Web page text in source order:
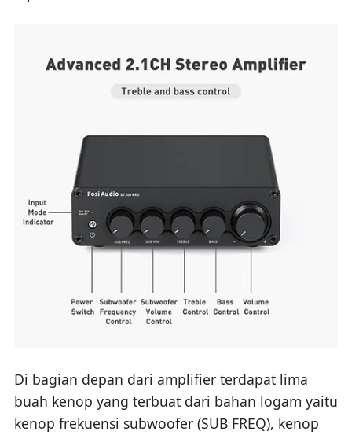
Di bagian depan dari amplifier terdapat lima
buah kenop yang terbuat dari bahan logam yaitu
kenop frekuensi subwoofer (SUB FREQ), kenop